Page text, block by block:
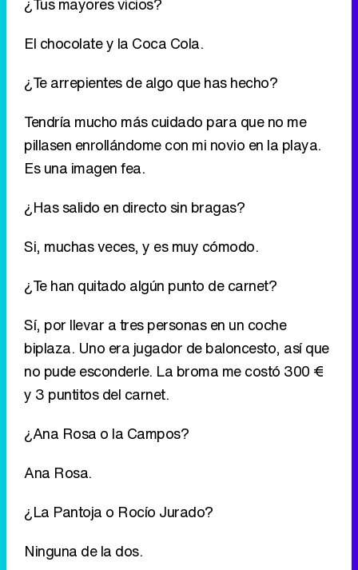
Tendría mucho más cuidado para que no me
pillasen enrollándome con mi novio en la playa.
Es una imagen fea.
¿Has salido en directo sin bragas?
Si, muchas veces, y es muy cómodo.
¿Te han quitado algún punto de carnet?
Sí, por llevar a tres personas en un coche
biplaza. Uno era jugador de baloncesto, así que
no pude esconderle. La broma me costó 300 €
y 3 puntitos del carnet.
¿Ana Rosa o la Campos?
Ana Rosa.
¿La Pantoja o Rocío Jurado?
Ninguna de la dos.
¿Darek o el Duque?
Sin duda, el Duque.
¿Harías un desnudo integral?